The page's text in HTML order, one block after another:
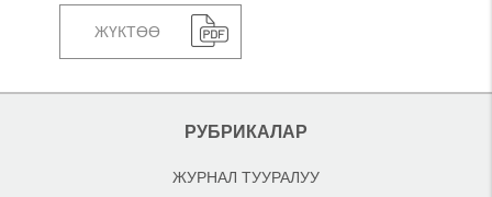
ЖҮКТӨӨ
РУБРИКАЛАР
ЖУРНАЛ ТУУРАЛУУ